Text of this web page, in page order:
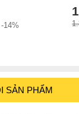
-14%
SẢN PHẨM